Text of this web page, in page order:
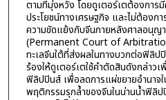
ตามที่มุ่งหวัง โดยดูเตอร์เตต้องการ
ประโยชน์ทางเศรษฐกิจ และไม่ต้องก
ความขัดแย้งกับจีนภายหลังศาลอนุญา
(Permanent Court of
ทะเลจีนใต้ที่ส่งผลในทางบวกต่อฟิลิป
ร้องให้ดูเตอร์เตใช้คำตัดสินดังกล่าว
ฟิลิปปินส์ เพื่อลดการแผ่ขยายอำนาจ
พฤติกรรมรุกล้ำของจีนในน่านน้ำฟิลิ